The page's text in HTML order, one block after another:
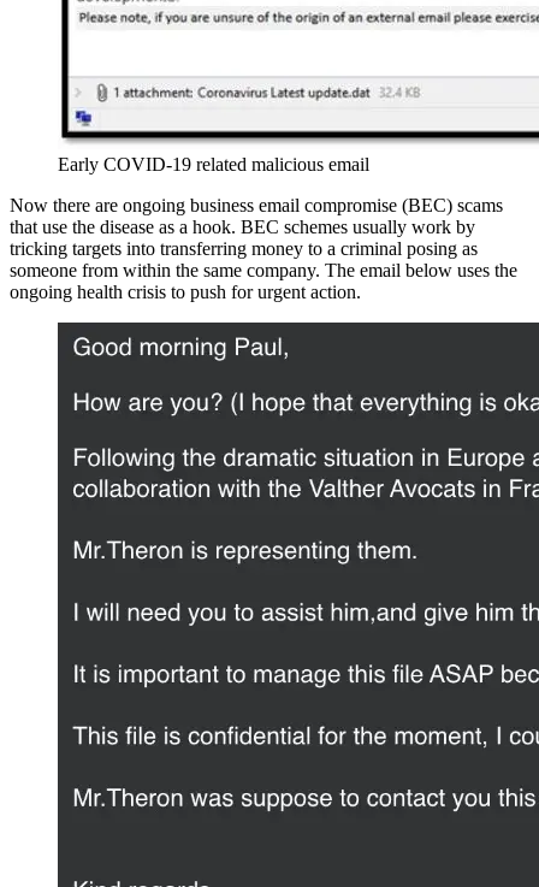
Early COVID-19 related malicious email
Now there are ongoing business email compromise (BEC) scams
that use the disease as a hook. BEC schemes usually work by
tricking targets into transferring money to a criminal posing as
someone from within the same company. The email below uses the
ongoing health crisis to push for urgent action.